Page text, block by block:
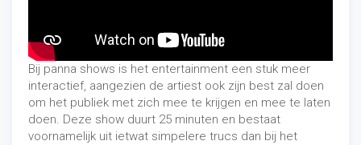
Bij panna shows is het entertainment een stuk meer
interactief, aangezien de artiest ook zijn best zal doen
om het publiek met zich mee te krijgen en mee te laten
doen. Deze show duurt 25 minuten en bestaat
voornamelijk uit ietwat simpelere trucs dan bij het